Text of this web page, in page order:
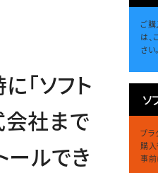
｢ソフト
会社まで
ールでき
ご
は
さい
ソ
プラ
購
事前